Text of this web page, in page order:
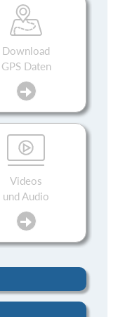
Download
GPS Daten
Videos
und Audio